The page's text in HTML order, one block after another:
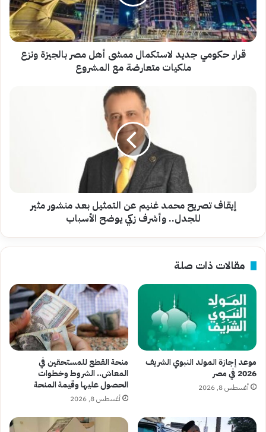
مصر
بالجيزة
ونزع
ملكيات
متعارضة
قرار حكومي جديد لاستكمال ممشى أهل مصر بالجيزة ونزع
ملكيات متعارضة مع المشروع
للجدل..
وأشرف
يوضح
إيقاف تصريح محمد غنيم عن التمثيل بعد منشور مثير
للجدل.. وأشرف زكي يوضح الأسباب
مقالات ذات صلة
موعد إجازة المولد النبوي الشريف
2026 في مصر
أغسطس 8, 2026
منحة القطع للمستحقين في
المعاش.. الشروط وخطوات
الحصول عليها وقيمة المنحة
أغسطس 8, 2026